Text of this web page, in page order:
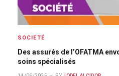
SOCIETÉ
Des assurés de l’OFATMA
soins spécialisés